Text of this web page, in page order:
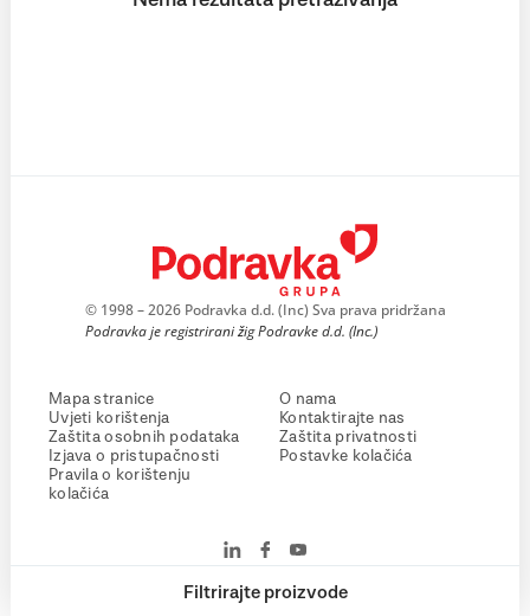
Filtrirajte proizvode
© 1998 – 2026 Podravka d.d. (Inc) Sva prava pridržana
Podravka je registrirani žig Podravke d.d. (Inc.)
Mapa stranice
Uvjeti korištenja
Zaštita osobnih podataka
Izjava o pristupačnosti
Pravila o korištenju
kolačića
O nama
Kontaktirajte nas
Zaštita privatnosti
Postavke kolačića